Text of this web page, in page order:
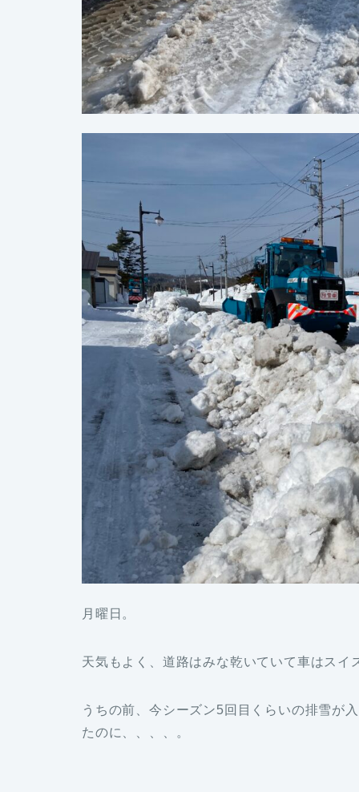
月曜日。
天気もよく、道路はみな乾いていて車はスイ
うちの前、今シーズン5回目くらいの排雪が
たのに、、、、。